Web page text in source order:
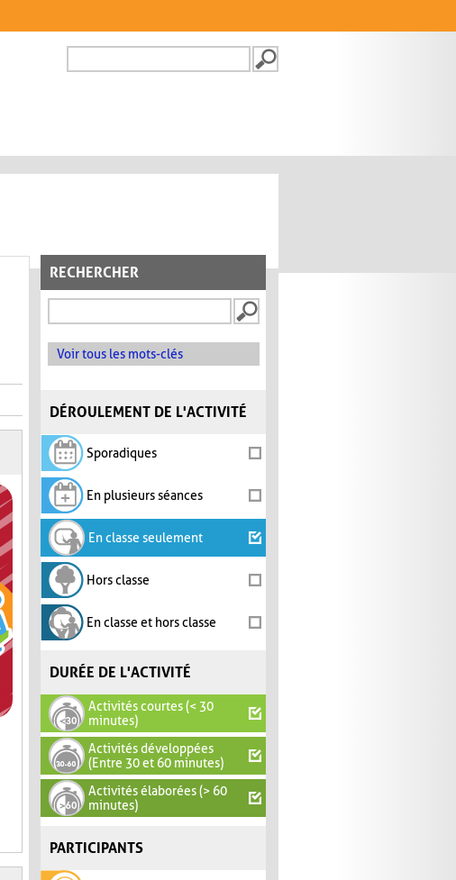
FORMULAIRE DE
RECHERCHER
Voir tous les mots-clés
DÉROULEMENT DE L'ACTIVITÉ
Sporadiques
En plusieurs séances
En classe seulement
Hors classe
En classe et hors classe
DURÉE DE L'ACTIVITÉ
Activités courtes (< 30
minutes)
Activités développées
(Entre 30 et 60 minutes)
Activités élaborées (> 60
minutes)
PARTICIPANTS